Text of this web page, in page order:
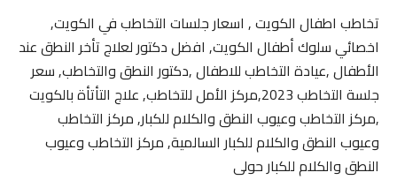
تخاطب اطفال الكويت , اسعار جلسات التخاطب في الكويت,
اخصائي سلوك أطفال الكويت, افضل دكتور لعلاج تأخر النطق عند
الأطفال ,عيادة التخاطب للاطفال ,دكتور النطق والتخاطب, سعر
جلسة التخاطب 2023,مركز الأمل للتخاطب, علاج التأتأة بالكويت
,مركز التخاطب وعيوب النطق والكلام للكبار, مركز التخاطب
وعيوب النطق والكلام للكبار السالمية, مركز التخاطب وعيوب
النطق والكلام للكبار حولى